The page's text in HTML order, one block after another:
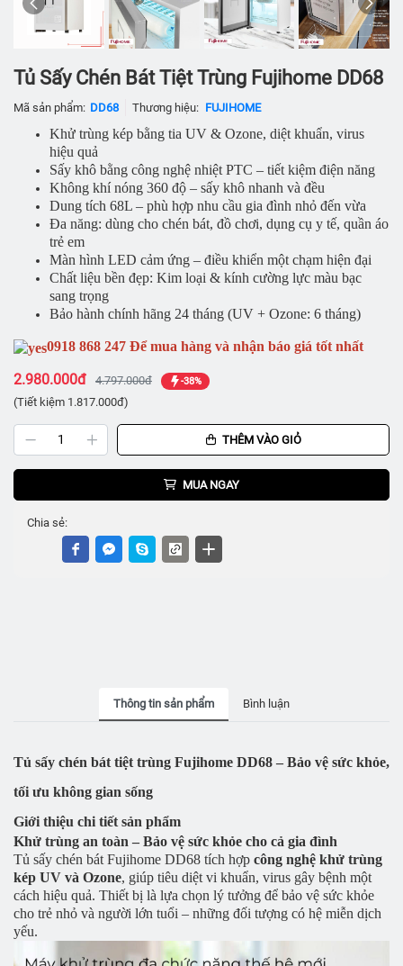
Tủ Sấy Chén Bát Tiệt Trùng Fujihome DD68
Mã sản phẩm: DD68 Thương hiệu: FUJIHOME
Khử trùng kép bằng tia UV & Ozone, diệt khuẩn, virus
hiệu quả
Sấy khô bằng công nghệ nhiệt PTC – tiết kiệm điện năng
Không khí nóng 360 độ – sấy khô nhanh và đều
Dung tích 68L – phù hợp nhu cầu gia đình nhỏ đến vừa
Đa năng: dùng cho chén bát, đồ chơi, dụng cụ y tế, quần áo
trẻ em
Màn hình LED cảm ứng – điều khiển một chạm hiện đại
Chất liệu bền đẹp: Kim loại & kính cường lực màu bạc
sang trọng
Bảo hành chính hãng 24 tháng (UV + Ozone: 6 tháng)
0918 868 247 Để mua hàng và nhận báo giá tốt nhất
2.980.000đ 4.797.000đ -38%
(Tiết kiệm 1.817.000đ)
THÊM VÀO GIỎ
MUA NGAY
Chia sẻ:
Thông tin sản phẩm Bình luận
Tủ sấy chén bát tiệt trùng Fujihome DD68 – Bảo vệ sức khỏe,
tối ưu không gian sống
Giới thiệu chi tiết sản phẩm
Khử trùng an toàn – Bảo vệ sức khỏe cho cả gia đình
Tủ sấy chén bát Fujihome DD68 tích hợp công nghệ khử trùng
kép UV và Ozone, giúp tiêu diệt vi khuẩn, virus gây bệnh một
cách hiệu quả. Thiết bị là lựa chọn lý tưởng để bảo vệ sức khỏe
cho trẻ nhỏ và người lớn tuổi – những đối tượng có hệ miễn dịch
yếu.